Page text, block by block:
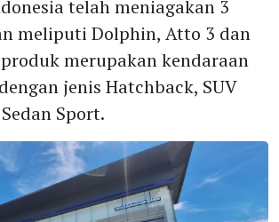
telah meniagakan 3
meliputi Dolphin, Atto 3 dan
merupakan kendaraan
jenis Hatchback, SUV
Sport.